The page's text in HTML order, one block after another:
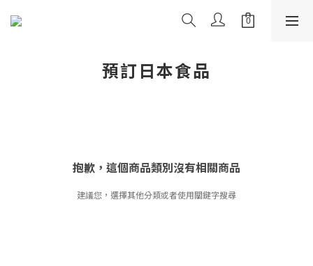
預訂日本食品
抱歉，這個商品類別沒有相關商品
建議您，選擇其他分類或者使用關鍵字搜尋